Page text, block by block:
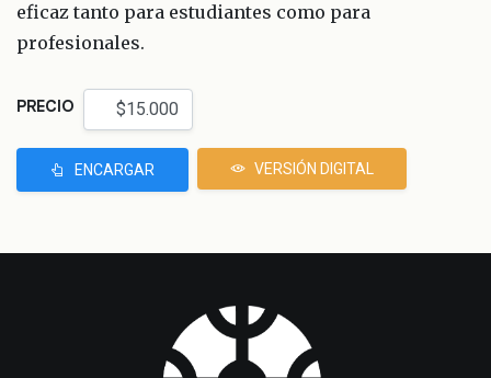
eficaz tanto para estudiantes como para
profesionales.
PRECIO
ENCARGAR VERSIÓN DIGITAL